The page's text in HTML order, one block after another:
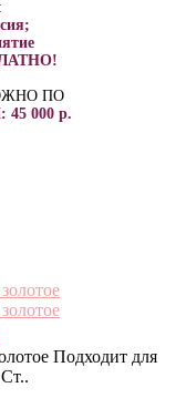
ПО
000 р.
Подходит для